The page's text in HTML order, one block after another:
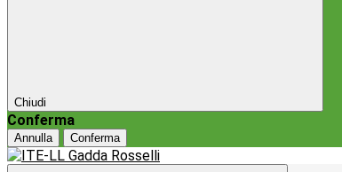
Chiudi
Conferma
Annulla Conferma